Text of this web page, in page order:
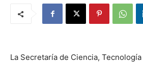
La Secretaría de Ciencia,